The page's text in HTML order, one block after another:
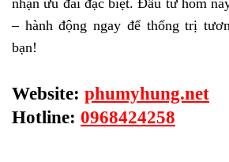
– hành động ngay để thống trị
bạn!
Website: phumyhung.net
Hotline: 0968424258